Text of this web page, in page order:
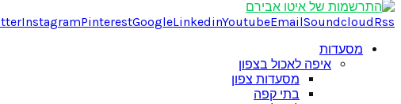
InstagramPinterestGoogleLinkedinYoutubeEmailSoundcloudRss
מסעדות
איפה לאכול בצפון
מסעדות צפון
בתי קפה